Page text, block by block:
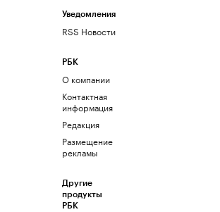
Уведомления
RSS Новости
РБК
О компании
Контактная
информация
Редакция
Размещение
рекламы
Другие
продукты
РБК